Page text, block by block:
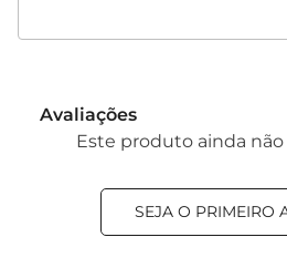
Avaliações
Este produto ainda
SEJA O PRIMEIRO